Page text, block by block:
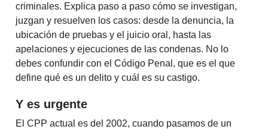
criminales. Explica paso a paso cómo se investigan,
juzgan y resuelven los casos: desde la denuncia, la
ubicación de pruebas y el juicio oral, hasta las
apelaciones y ejecuciones de las condenas. No lo
debes confundir con el Código Penal, que es el que
define qué es un delito y cuál es su castigo.
Y es urgente
El CPP actual es del 2002, cuando pasamos de un